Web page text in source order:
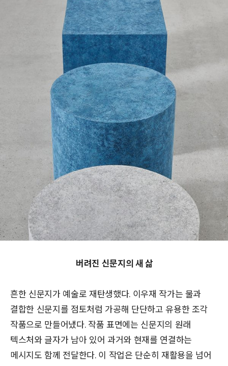
버려진 신문지의 새 삶
흔한 신문지가 예술로 재탄생했다. 이우재 작가는 물과
결합한 신문지를 점토처럼 가공해 단단하고 유용한 조각
작품으로 만들어냈다. 작품 표면에는 신문지의 원래
텍스처와 글자가 남아 있어 과거와 현재를 연결하는
메시지도 함께 전달한다. 이 작업은 단순히 재활용을 넘어